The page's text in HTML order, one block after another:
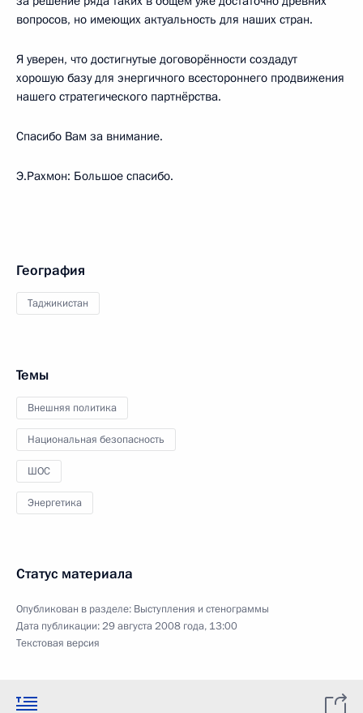
вопросов, но имеющих актуальность для наших стран.
Я уверен, что достигнутые договорённости создадут
хорошую базу для энергичного всестороннего продвижения
нашего стратегического партнёрства.
Спасибо Вам за внимание.
Э.Рахмон: Большое спасибо.
География
Таджикистан
Темы
Внешняя политика
Национальная безопасность
ШОС
Энергетика
Статус материала
Опубликован в разделе: Выступления и стенограммы
Дата публикации:29 августа 2008 года, 13:00
Текстовая версия